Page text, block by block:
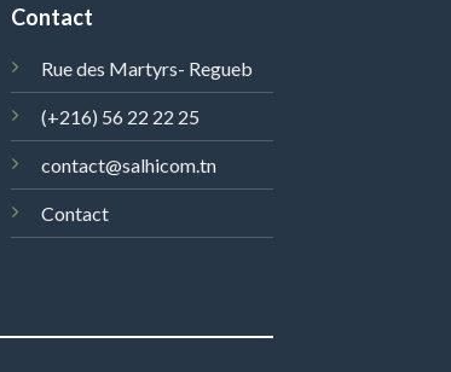
Contact
Rue des Martyrs- Regueb
(+216) 56 22 22 25
contact@salhicom.tn
Contact